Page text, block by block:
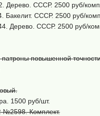
Дерево. СССР. 2500 руб/
Бакелит. СССР. 2500 руб/
Дерево. СССР. 2500 руб/
повышенной
1500 руб/шт.
Комплект.